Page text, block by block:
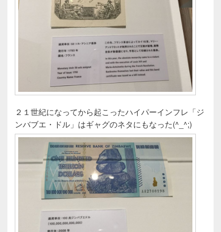
２１世紀になってから起こったハイパーインフレ「ジ
ンバブエ・ドル」はギャグのネタにもなった(^_^;)